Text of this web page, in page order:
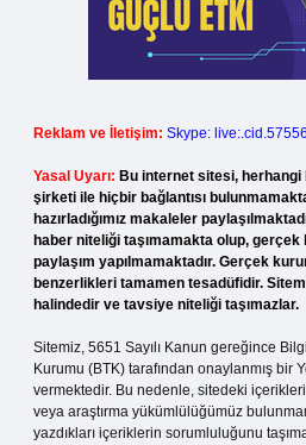
Reklam ve İletişim: Skype:
Yasal Uyarı: Bu internet sitesi,
şirketi ile hiçbir bağlantısı
hazırladığımız makaleler
haber niteliği taşımamakta olup,
paylaşım yapılmamaktadır. Gerçek
benzerlikleri tamamen tesadüfidir.
halindedir ve tavsiye niteliği taşımazlar.
Sitemiz, 5651 Sayılı Kanun gereğince
Kurumu (BTK) tarafından onaylanmış bir
vermektedir. Bu nedenle, sitedeki
veya araştırma yükümlülüğümüz
yazdıkları içeriklerin sorumluluğunu